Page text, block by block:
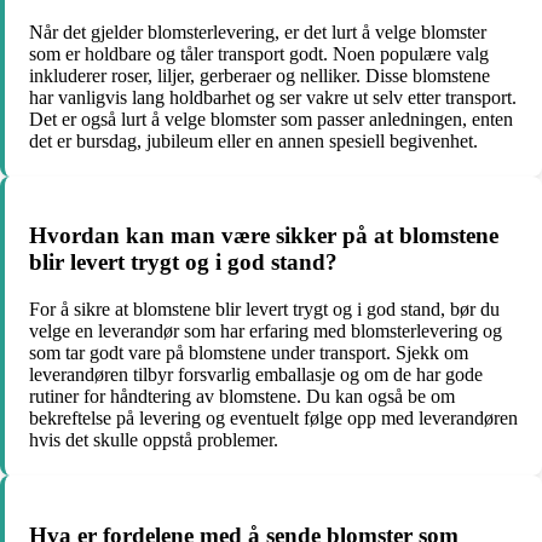
Når det gjelder blomsterlevering, er det lurt å velge blomster
som er holdbare og tåler transport godt. Noen populære valg
inkluderer roser, liljer, gerberaer og nelliker. Disse blomstene
har vanligvis lang holdbarhet og ser vakre ut selv etter transport.
Det er også lurt å velge blomster som passer anledningen, enten
det er bursdag, jubileum eller en annen spesiell begivenhet.
Hvordan kan man være sikker på at blomstene
blir levert trygt og i god stand?
For å sikre at blomstene blir levert trygt og i god stand, bør du
velge en leverandør som har erfaring med blomsterlevering og
som tar godt vare på blomstene under transport. Sjekk om
leverandøren tilbyr forsvarlig emballasje og om de har gode
rutiner for håndtering av blomstene. Du kan også be om
bekreftelse på levering og eventuelt følge opp med leverandøren
hvis det skulle oppstå problemer.
Hva er fordelene med å sende blomster som